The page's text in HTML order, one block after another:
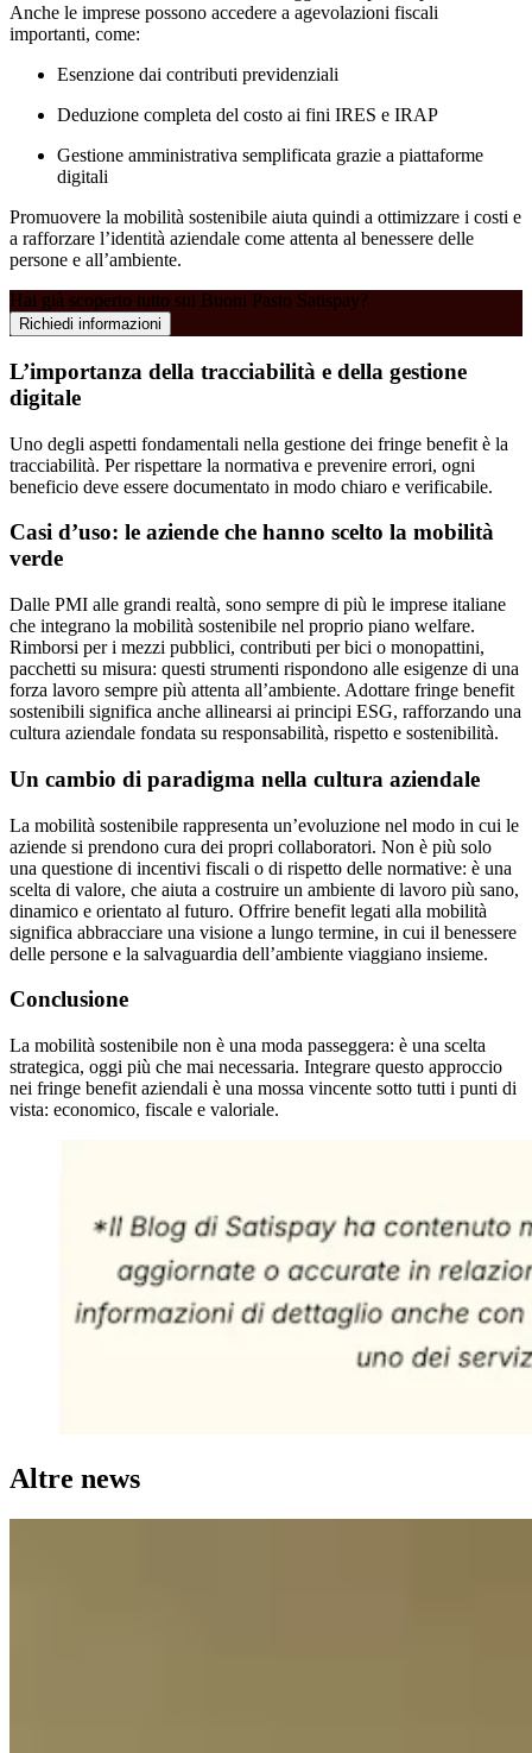
Anche le imprese possono accedere a agevolazioni fiscali
importanti, come:
Esenzione dai contributi previdenziali
Deduzione completa del costo ai fini IRES e IRAP
Gestione amministrativa semplificata grazie a piattaforme
digitali
Promuovere la mobilità sostenibile aiuta quindi a ottimizzare i costi e
a rafforzare l’identità aziendale come attenta al benessere delle
persone e all’ambiente.
Hai già scoperto tutto sui Buoni Pasto Satispay?
Richiedi informazioni
L’importanza della tracciabilità e della gestione
digitale
Uno degli aspetti fondamentali nella gestione dei fringe benefit è la
tracciabilità. Per rispettare la normativa e prevenire errori, ogni
beneficio deve essere documentato in modo chiaro e verificabile.
Casi d’uso: le aziende che hanno scelto la mobilità
verde
Dalle PMI alle grandi realtà, sono sempre di più le imprese italiane
che integrano la mobilità sostenibile nel proprio piano welfare.
Rimborsi per i mezzi pubblici, contributi per bici o monopattini,
pacchetti su misura: questi strumenti rispondono alle esigenze di una
forza lavoro sempre più attenta all’ambiente. Adottare fringe benefit
sostenibili significa anche allinearsi ai principi ESG, rafforzando una
cultura aziendale fondata su responsabilità, rispetto e sostenibilità.
Un cambio di paradigma nella cultura aziendale
La mobilità sostenibile rappresenta un’evoluzione nel modo in cui le
aziende si prendono cura dei propri collaboratori. Non è più solo
una questione di incentivi fiscali o di rispetto delle normative: è una
scelta di valore, che aiuta a costruire un ambiente di lavoro più sano,
dinamico e orientato al futuro. Offrire benefit legati alla mobilità
significa abbracciare una visione a lungo termine, in cui il benessere
delle persone e la salvaguardia dell’ambiente viaggiano insieme.
Conclusione
La mobilità sostenibile non è una moda passeggera: è una scelta
strategica, oggi più che mai necessaria. Integrare questo approccio
nei fringe benefit aziendali è una mossa vincente sotto tutti i punti di
vista: economico, fiscale e valoriale.
Altre news